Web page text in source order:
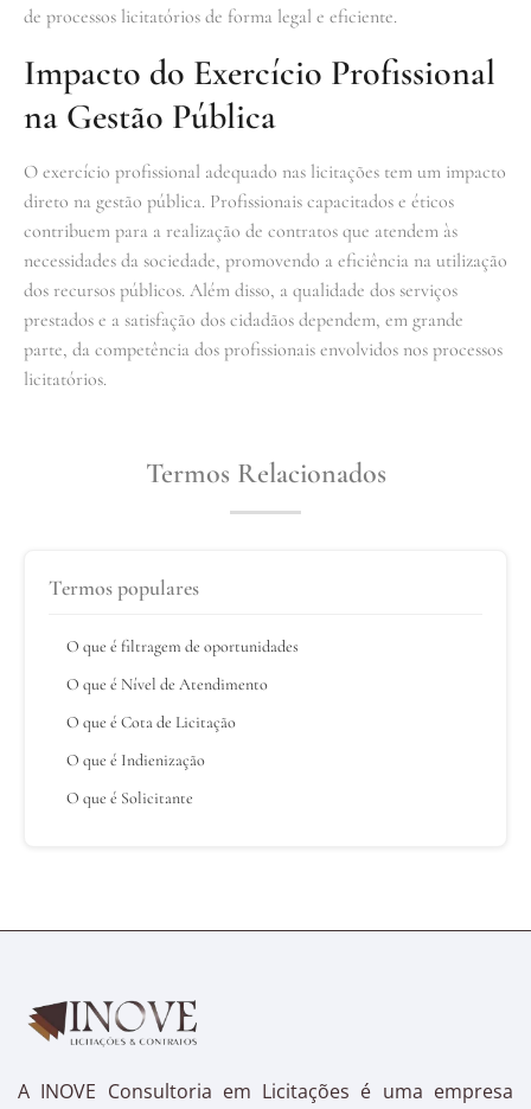
de processos licitatórios de forma legal e eficiente.
Impacto do Exercício Profissional
na Gestão Pública
O exercício profissional adequado nas licitações tem um impacto
direto na gestão pública. Profissionais capacitados e éticos
contribuem para a realização de contratos que atendem às
necessidades da sociedade, promovendo a eficiência na utilização
dos recursos públicos. Além disso, a qualidade dos serviços
prestados e a satisfação dos cidadãos dependem, em grande
parte, da competência dos profissionais envolvidos nos processos
licitatórios.
Termos Relacionados
Termos populares
O que é filtragem de oportunidades
O que é Nível de Atendimento
O que é Cota de Licitação
O que é Indienização
O que é Solicitante
A INOVE Consultoria em Licitações é uma empresa